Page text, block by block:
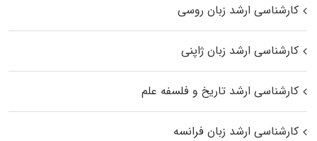
کارشناسی ارشد زبان روسی
کارشناسی ارشد زبان ژاپنی
کارشناسی ارشد تاریخ و فلسفه علم
کارشناسی ارشد زبان فرانسه